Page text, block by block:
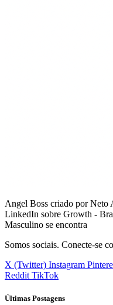
Angel Boss criado por Neto
LinkedIn sobre Growth -
Masculino se encontra
Somos sociais. Conecte-se
X (Twitter) Instagram
Reddit TikTok
Últimas Postagens